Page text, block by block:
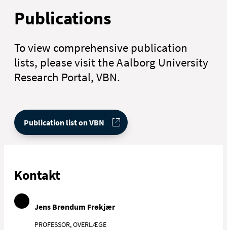
Publications
To view comprehensive publication
lists, please visit the Aalborg University
Research Portal, VBN.
Publication list on VBN
Kontakt
Jens Brøndum Frøkjær
PROFESSOR, OVERLÆGE